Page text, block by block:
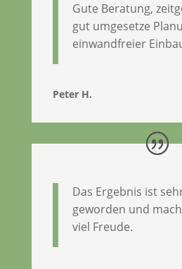
Gute Beratung,
gut umgesetze
einwandfreier
Peter H.
Das Ergebnis ist
geworden und
viel Freude.